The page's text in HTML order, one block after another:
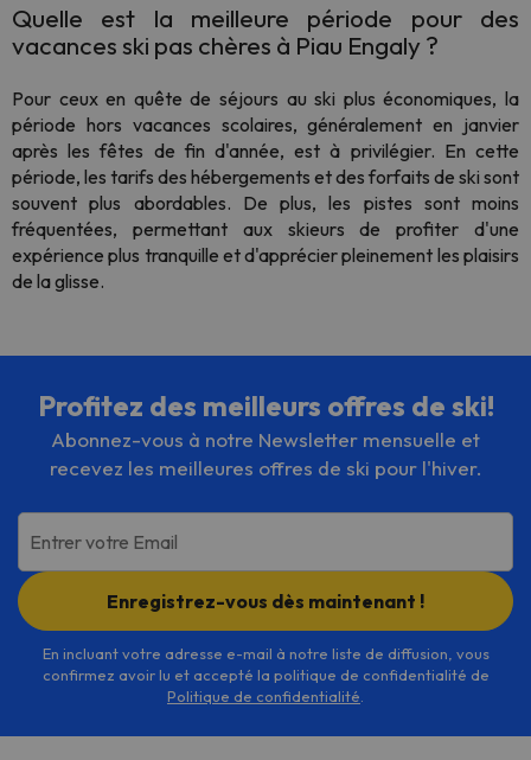
Quelle est la meilleure période pour des
vacances ski pas chères à Piau Engaly ?
Pour ceux en quête de séjours au ski plus économiques, la
période hors vacances scolaires, généralement en janvier
après les fêtes de fin d'année, est à privilégier. En cette
période, les tarifs des hébergements et des forfaits de ski sont
souvent plus abordables. De plus, les pistes sont moins
fréquentées, permettant aux skieurs de profiter d'une
expérience plus tranquille et d'apprécier pleinement les plaisirs
de la glisse.
Profitez des meilleurs offres de ski!
Abonnez-vous à notre Newsletter mensuelle et
recevez les meilleures offres de ski pour l'hiver.
Entrer votre Email
Enregistrez-vous dès maintenant !
En incluant votre adresse e-mail à notre liste de diffusion, vous
confirmez avoir lu et accepté la politique de confidentialité de
Politique de confidentialité